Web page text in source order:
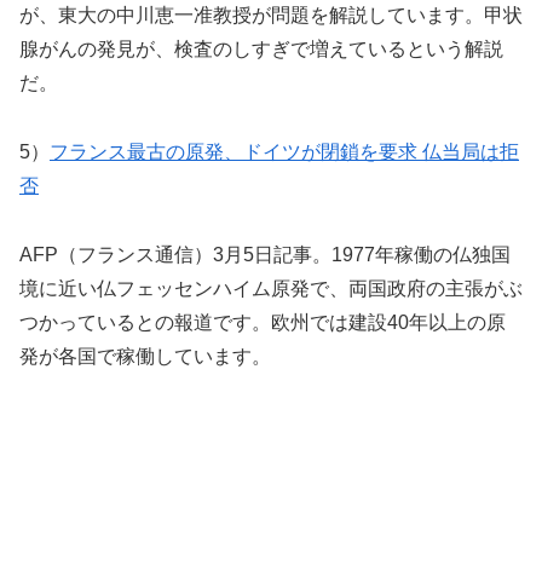
が、東大の中川恵一准教授が問題を解説しています。甲状
腺がんの発見が、検査のしすぎで増えているという解説
だ。
5） フランス最古の原発、ドイツが閉鎖を要求 仏当局は拒
否
AFP（フランス通信）3月5日記事。1977年稼働の仏独国
境に近い仏フェッセンハイム原発で、両国政府の主張がぶ
つかっているとの報道です。欧州では建設40年以上の原
発が各国で稼働しています。